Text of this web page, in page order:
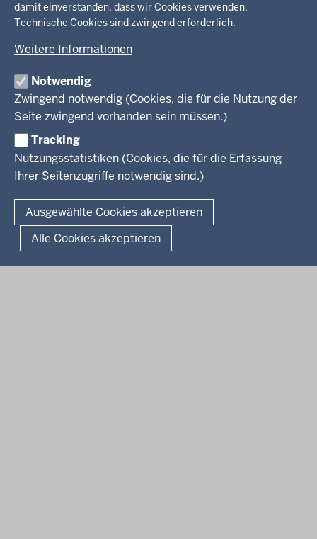
damit einverstanden, dass wir Cookies verwenden.
Technische Cookies sind zwingend erforderlich.
Weitere Informationen
Notwendig
Zwingend notwendig (Cookies, die für die Nutzung der
Seite zwingend vorhanden sein müssen.)
Tracking
Nutzungsstatistiken (Cookies, die für die Erfassung
Ihrer Seitenzugriffe notwendig sind.)
Ausgewählte Cookies akzeptieren
Alle Cookies akzeptieren
der
Fußzeile
Ministerium
Leitung des Hauses
Organisation
Arbeitgeber Ministerium
Rechtsgrundlagen
Kultur
Wissenschaft, Forschung, Lehre und Studium
Presse
Service
Kontakt
Fußzeile
Datenschutz Erklärung zur Barrierefreiheit